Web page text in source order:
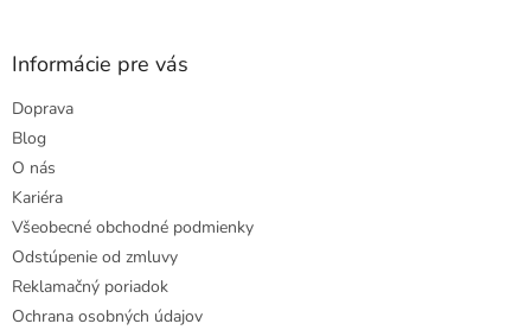
Informácie pre vás
Doprava
Blog
O nás
Kariéra
Všeobecné obchodné podmienky
Odstúpenie od zmluvy
Reklamačný poriadok
Ochrana osobných údajov